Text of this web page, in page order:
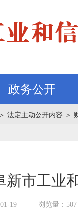
政务公开
＞ 法定主动公开内容 ＞
新市工业
19 浏览量：507